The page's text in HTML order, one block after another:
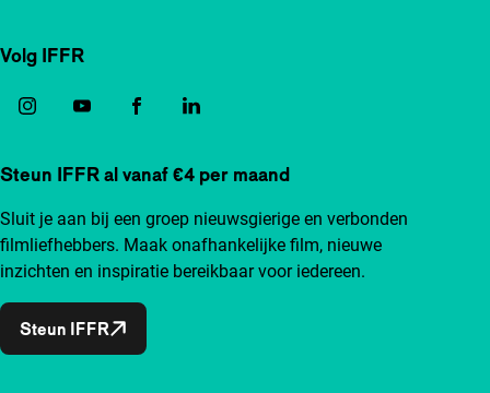
Volg IFFR
Steun IFFR al vanaf €4 per maand
Sluit je aan bij een groep nieuwsgierige en verbonden
filmliefhebbers. Maak onafhankelijke film, nieuwe
inzichten en inspiratie bereikbaar voor iedereen.
Steun IFFR